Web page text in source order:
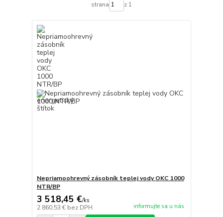
strana z 1
Nepriamoohrevný zásobník teplej vody OKC 1000
NTR/BP
3 518,45 €/ks
2 860,53 € bez DPH informujte sa u nás